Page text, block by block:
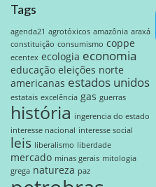
Tags
agenda21 agrotóxicos amazônia araxá
constituição consumismo coppe
ecentex ecologia economia
educação eleições norte
americanas estados unidos
estatais excelência gas guerras
história ingerencia do estado
interesse nacional interesse social
leis liberalismo liberdade
mercado minas gerais mitologia
grega natureza paz